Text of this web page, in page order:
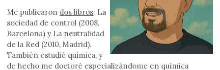
Me publicaron dos libros: La
sociedad de control (2008,
Barcelona) y La neutralidad
de la Red (2010, Madrid).
También estudié química, y
de hecho me doctoré especializándome en química